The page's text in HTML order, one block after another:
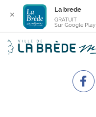
✕
La brede
GRATUIT
Sur Google Play